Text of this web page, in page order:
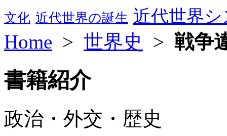
文化 近代世界の誕生 近代世界
Home > 世界史 > 戦争
書籍紹介
政治・外交・歴史